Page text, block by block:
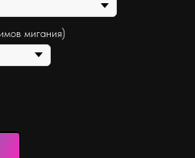
мигания)